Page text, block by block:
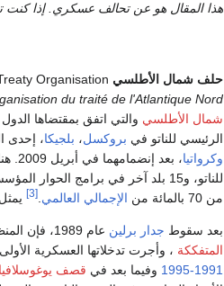
هذا المقال هو عن تحالف عسكري. إذا كنت
حلف شمال الأطلسي
du traité de l'Atlantique Nord
شمال الأطلسي والتي اتفق بمقتضاها
الرئيسي للناتو في بروكسل، بلجيكا، إحدى
وكرواتيا، بعد إنضمامهما في أبريل 2009. هناك 22 بلد مساهم آخر في برنامج
للناتو، و15 بلد آخر في برامج
من 70 بالمائة من
الإجمالي العالمي [3] يمثل
بعد سقوط جدار برلين عام 1989، فإن المنظمة أصبحت وقد وجدت نفسها تغوص في مستنقع
المتفككة ، وأجرت تدخلاتها العسكرية
1991-1995
وفيما بعد في قصف يوغوسلافيا